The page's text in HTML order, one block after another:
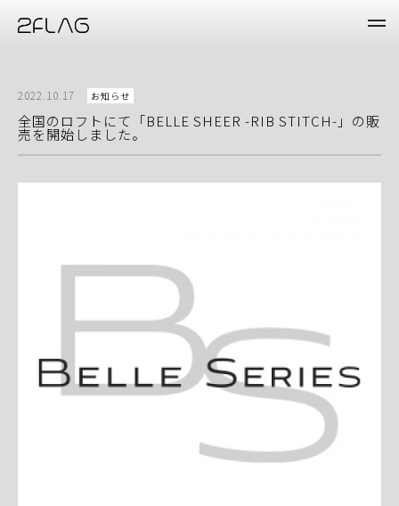
2022.10.17 お知らせ
全国のロフトにて「BELLE SHEER -RIB STITCH-」の販
売を開始しました。